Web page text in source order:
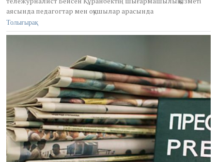
аясында педагогтар мен оқушылар арасында
Толығырақ